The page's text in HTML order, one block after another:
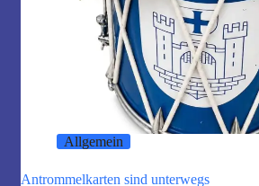
Allgemein
Antrommelkarten sind unterwegs